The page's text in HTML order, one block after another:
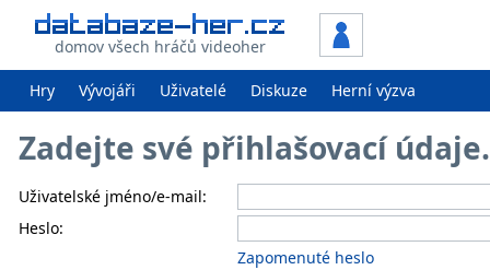
domov všech hráčů videoher
Hry Vývojáři Uživatelé Diskuze Herní výzva
Zadejte své přihlašovací
Uživatelské jméno/e-mail:
Heslo:
Zapomenuté heslo